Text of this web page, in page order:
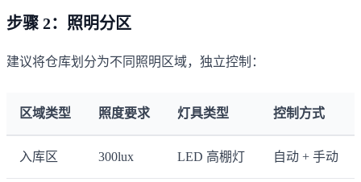
步骤 2：照明分区
建议将仓库划分为不同照明区域，独立控制：
区域类型 照度要求 灯具类型 控制方式
入库区 300lux LED 高棚灯 自动 + 手动